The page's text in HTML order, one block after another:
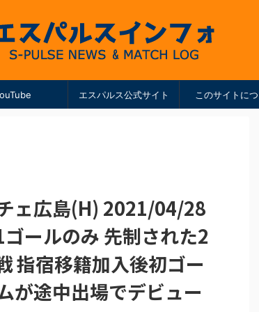
エスパルス公式サイト このサイトに
ェ広島(H) 2021/04/28
ールのみ 先制された2
指宿移籍加入後初ゴー
が途中出場でデビュー